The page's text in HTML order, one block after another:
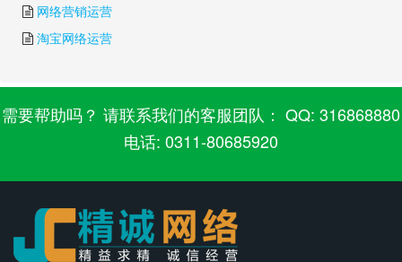
网络营销运营
淘宝网络运营
需要帮助吗？ 请联系我们的客服团队： QQ: 316868880
电话: 0311-80685920